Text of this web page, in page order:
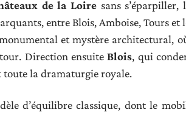
de la Loire sans
entre Blois, Amboise, Tours et
et mystère architectural,
Direction ensuiteBlois, qui
toute la dramaturgie royale.
d’équilibre classique, dont le